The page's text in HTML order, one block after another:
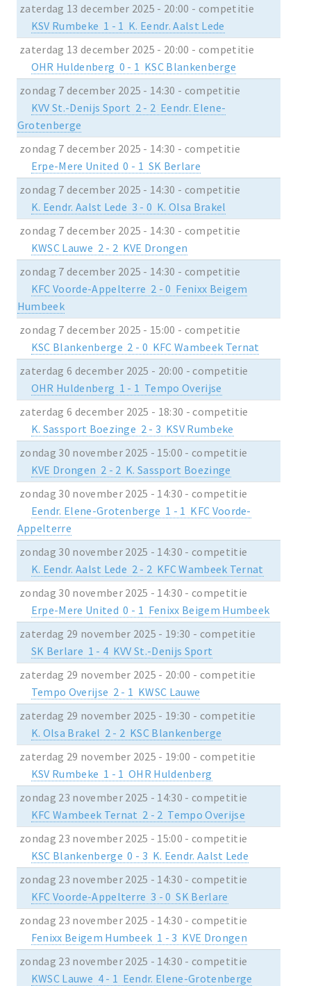
zaterdag 13 december 2025 - 20:00 - competitie
KSV Rumbeke 1 - 1 K. Eendr. Aalst Lede
zaterdag 13 december 2025 - 20:00 - competitie
OHR Huldenberg 0 - 1 KSC Blankenberge
zondag 7 december 2025 - 14:30 - competitie
KVV St.-Denijs Sport 2 - 2 Eendr. Elene-
Grotenberge
zondag 7 december 2025 - 14:30 - competitie
Erpe-Mere United 0 - 1 SK Berlare
zondag 7 december 2025 - 14:30 - competitie
K. Eendr. Aalst Lede 3 - 0 K. Olsa Brakel
zondag 7 december 2025 - 14:30 - competitie
KWSC Lauwe 2 - 2 KVE Drongen
zondag 7 december 2025 - 14:30 - competitie
KFC Voorde-Appelterre 2 - 0 Fenixx Beigem
Humbeek
zondag 7 december 2025 - 15:00 - competitie
KSC Blankenberge 2 - 0 KFC Wambeek Ternat
zaterdag 6 december 2025 - 20:00 - competitie
OHR Huldenberg 1 - 1 Tempo Overijse
zaterdag 6 december 2025 - 18:30 - competitie
K. Sassport Boezinge 2 - 3 KSV Rumbeke
zondag 30 november 2025 - 15:00 - competitie
KVE Drongen 2 - 2 K. Sassport Boezinge
zondag 30 november 2025 - 14:30 - competitie
Eendr. Elene-Grotenberge 1 - 1 KFC Voorde-
Appelterre
zondag 30 november 2025 - 14:30 - competitie
K. Eendr. Aalst Lede 2 - 2 KFC Wambeek Ternat
zondag 30 november 2025 - 14:30 - competitie
Erpe-Mere United 0 - 1 Fenixx Beigem Humbeek
zaterdag 29 november 2025 - 19:30 - competitie
SK Berlare 1 - 4 KVV St.-Denijs Sport
zaterdag 29 november 2025 - 20:00 - competitie
Tempo Overijse 2 - 1 KWSC Lauwe
zaterdag 29 november 2025 - 19:30 - competitie
K. Olsa Brakel 2 - 2 KSC Blankenberge
zaterdag 29 november 2025 - 19:00 - competitie
KSV Rumbeke 1 - 1 OHR Huldenberg
zondag 23 november 2025 - 14:30 - competitie
KFC Wambeek Ternat 2 - 2 Tempo Overijse
zondag 23 november 2025 - 15:00 - competitie
KSC Blankenberge 0 - 3 K. Eendr. Aalst Lede
zondag 23 november 2025 - 14:30 - competitie
KFC Voorde-Appelterre 3 - 0 SK Berlare
zondag 23 november 2025 - 14:30 - competitie
Fenixx Beigem Humbeek 1 - 3 KVE Drongen
zondag 23 november 2025 - 14:30 - competitie
KWSC Lauwe 4 - 1 Eendr. Elene-Grotenberge